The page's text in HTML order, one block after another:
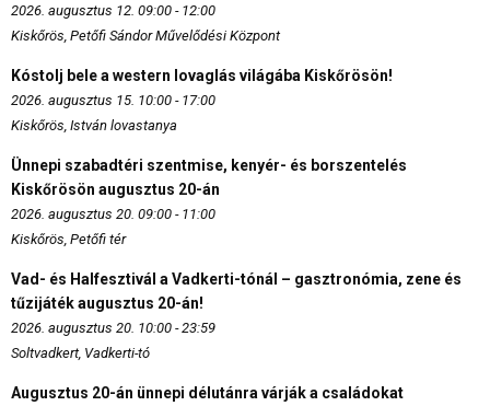
2026. augusztus 12. 09:00 - 12:00
Kiskőrös, Petőfi Sándor Művelődési Központ
Kóstolj bele a western lovaglás világába Kiskőrösön!
2026. augusztus 15. 10:00 - 17:00
Kiskőrös, István lovastanya
Ünnepi szabadtéri szentmise, kenyér- és borszentelés
Kiskőrösön augusztus 20-án
2026. augusztus 20. 09:00 - 11:00
Kiskőrös, Petőfi tér
Vad- és Halfesztivál a Vadkerti-tónál – gasztronómia, zene és
tűzijáték augusztus 20-án!
2026. augusztus 20. 10:00 - 23:59
Soltvadkert, Vadkerti-tó
Augusztus 20-án ünnepi délutánra várják a családokat